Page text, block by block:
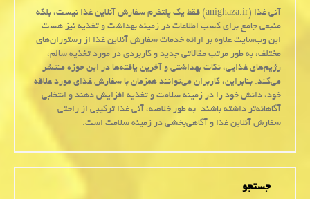
آنی غذا (anighaza.ir) فقط یک پلتفرم سفارش آنلاین غذا نیست، بلکه
منبعی جامع برای کسب اطلاعات در زمینه بهداشت و تغذیه نیز هست.
این وب‌سایت علاوه بر ارائه خدمات سفارش آنلاین غذا از رستوران‌های
مختلف، به طور مرتب مقالاتی جدید و کاربردی در مورد تغذیه سالم،
رژیم‌های غذایی، نکات بهداشتی و آخرین یافته‌ها در این حوزه منتشر
می‌کند. بنابراین، کاربران می‌توانند همزمان با سفارش غذای مورد علاقه
خود، دانش خود را در زمینه سلامت و تغذیه افزایش دهند و انتخابی
آگاهانه‌تر داشته باشند. به طور خلاصه، آنی غذا ترکیبی از راحتی
سفارش آنلاین غذا و آگاهی‌بخشی در زمینه سلامت است.
جستجو